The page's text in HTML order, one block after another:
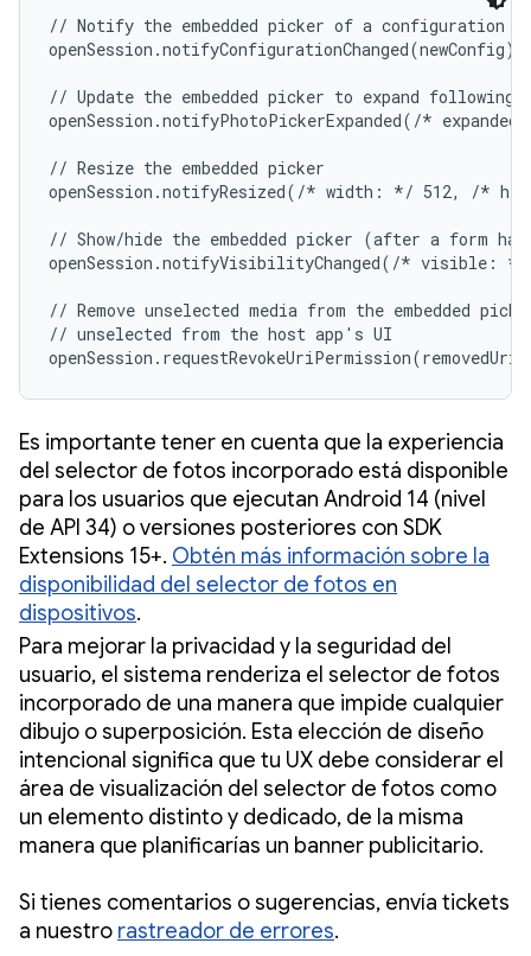
// Notify the embedded picker of a configuration
openSession.notifyConfigurationChanged(newConfig)
// Update the embedded picker to expand
openSession.notifyPhotoPickerExpanded(/*
// Resize the embedded picker
openSession.notifyResized(/* width: */ 512, /*
// Show/hide the embedded picker (after a form
openSession.notifyVisibilityChanged(/* visible:
// Remove unselected media from the embedded
// unselected from the host app's UI
Es importante tener en cuenta que la experiencia
del selector de fotos incorporado está disponible
para los usuarios que ejecutan Android 14 (nivel
de API 34) o versiones posteriores con SDK
Extensions 15+. Obtén más información sobre la
disponibilidad del selector de fotos en
dispositivos.
Para mejorar la privacidad y la seguridad del
usuario, el sistema renderiza el selector de fotos
incorporado de una manera que impide cualquier
dibujo o superposición. Esta elección de diseño
intencional significa que tu UX debe considerar el
área de visualización del selector de fotos como
un elemento distinto y dedicado, de la misma
manera que planificarías un banner publicitario.
Si tienes comentarios o sugerencias, envía tickets
a nuestro rastreador de errores.